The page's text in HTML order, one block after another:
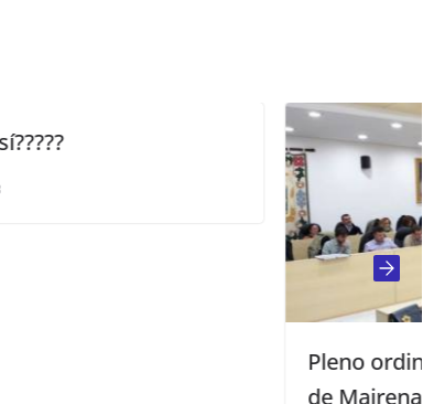
Pleno ordinario del Ayuntamiento